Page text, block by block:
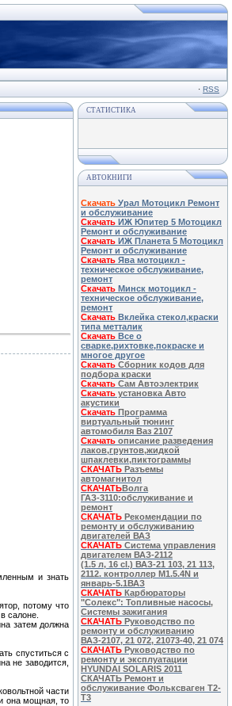
· RSS
и знать
потому что
салоне.
затем должна
спуститься с
не заводится,
части
она мощная, то
СТАТИСТИКА
АВТОКНИГИ
Скачать Урал Мотоцикл Ремонт
и обслуживание
Скачать ИЖ Юпитер 5 Мотоцикл
Ремонт и обслуживание
Скачать ИЖ Планета 5 Мотоцикл
Ремонт и обслуживание
Скачать Ява мотоцикл -
техническое обслуживание,
ремонт
Скачать Минск мотоцикл -
техническое обслуживание,
ремонт
Скачать Вклейка стекол,краски
типа метталик
Скачать Все о
сварке,рихтовке,покраске и
многое другое
Скачать Сборник кодов для
подбора краски
Скачать Сам Автоэлектрик
Скачать установка Авто
акустики
Скачать Программа
виртуальный тюнинг
автомобиля Ваз 2107
Скачать описание разведения
лаков,грунтов,жидкой
шпаклевки,пиктограммы
СКАЧАТЬ Разъемы
автомагнитол
СКАЧАТЬВолга
ГАЗ-3110:обслуживание и
ремонт
СКАЧАТЬ Рекомендации по
ремонту и обслуживанию
двигателей ВАЗ
СКАЧАТЬ Система управления
двигателем ВАЗ-2112
(1.5 л, 16 cl.) ВАЗ-21 103, 21 113,
2112. контроллер M1.5.4N и
январь-5.1ВАЗ
СКАЧАТЬ Карбюраторы
"Солекс": Топливные насосы,
Системы зажигания
СКАЧАТЬ Руководство по
ремонту и обслуживанию
ВАЗ-2107, 21 072, 21073-40, 21 074
СКАЧАТЬ Руководство по
ремонту и эксплуатации
HYUNDAI SOLARIS 2011
СКАЧАТЬ Ремонт и
обслуживание Фольксваген Т2-
Т3